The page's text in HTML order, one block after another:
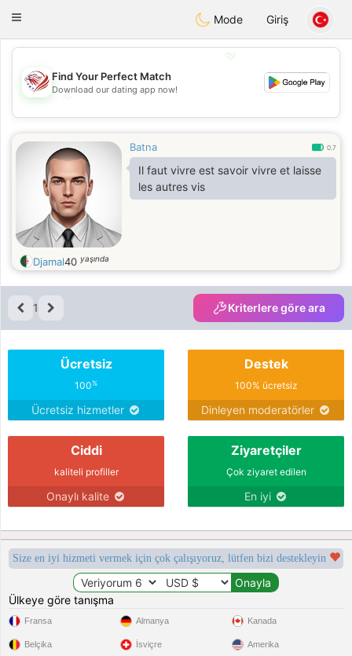
Dating
Toggle
Mode Giriş
💖
💕
Find Your Perfect Match
Download our dating app now!
Batna 0.7
Il faut vivre est savoir vivre et laisse
les autres vis
Djamal40 yaşında
1 Kriterlere göre ara
Ücretsiz
100%
Ücretsiz hizmetler
Destek
100% ücretsiz
Dinleyen moderatörler
Ciddi
kaliteli profiller
Onaylı kalite
Ziyaretçiler
Çok ziyaret edilen
En iyi
Size en iyi hizmeti vermek için çok çalışıyoruz, lütfen bizi destekleyin
Ülkeye göre tanışma
Fransa
Belçika
Almanya
İsviçre
Kanada
Amerika